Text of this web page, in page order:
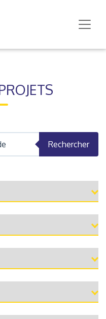
Rechercher